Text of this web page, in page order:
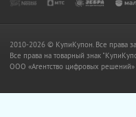
2010-2026 © КупиКупон. Все права
Все права на товарный знак
OOO «Агентство цифровых